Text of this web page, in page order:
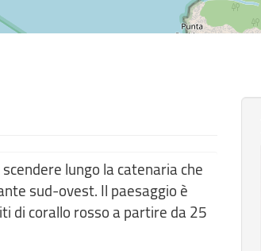
lungo la catenaria che
sud-ovest. Il paesaggio è
di corallo rosso a partire da 25